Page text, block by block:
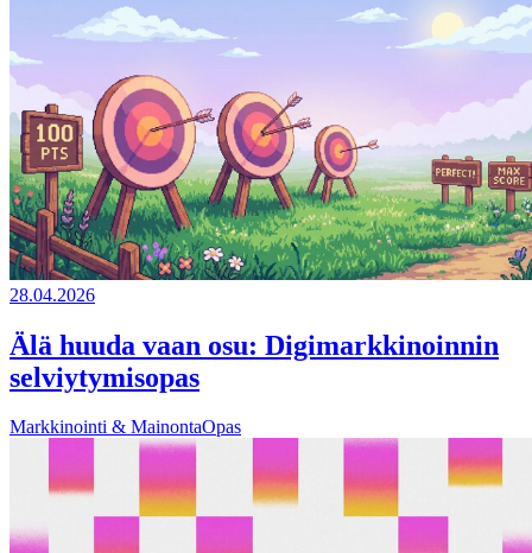
28.04.2026
Älä huuda vaan osu: Digimarkkinoinnin
selviytymisopas
Markkinointi & MainontaOpas